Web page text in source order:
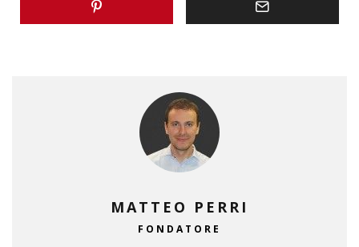
MATTEO PERRI
FONDATORE